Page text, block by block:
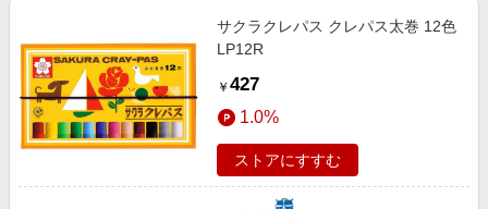
サクラクレパス クレパス太巻 12色
LP12R
￥ 427
1.0%
ストアにすすむ